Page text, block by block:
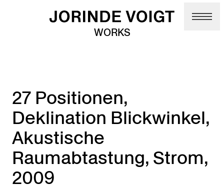
Skip to main content
WORKS
27 Positionen,
Deklination Blickwinkel,
Akustische
Raumabtastung, Strom,
2009